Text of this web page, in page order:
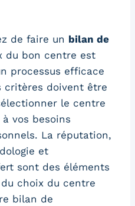
de faire un bilan de
du bon centre est
processus efficace
critères doivent être
le centre
vos besoins
La réputation,
et
sont des éléments
choix du centre
bilan de